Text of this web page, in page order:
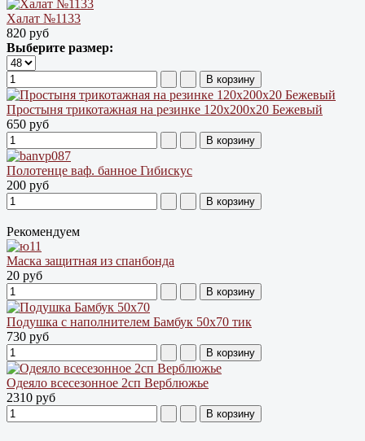
Халат №1133
820 руб
Выберите размер:
Простыня трикотажная на резинке 120х200х20 Бежевый
650 руб
Полотенце ваф. банное Гибискус
200 руб
Рекомендуем
Маска защитная из спанбонда
20 руб
Подушка с наполнителем Бамбук 50х70 тик
730 руб
Одеяло всесезонное 2сп Верблюжье
2310 руб